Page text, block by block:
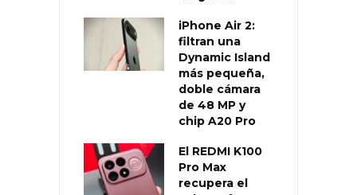
iPhone Air 2:
filtran una
Dynamic Island
más pequeña,
doble cámara
de 48 MP y
chip A20 Pro
El REDMI K100
Pro Max
recupera el